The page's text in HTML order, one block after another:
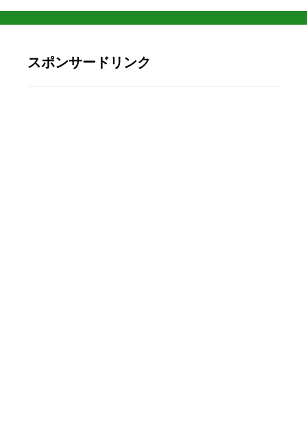
スポンサードリンク